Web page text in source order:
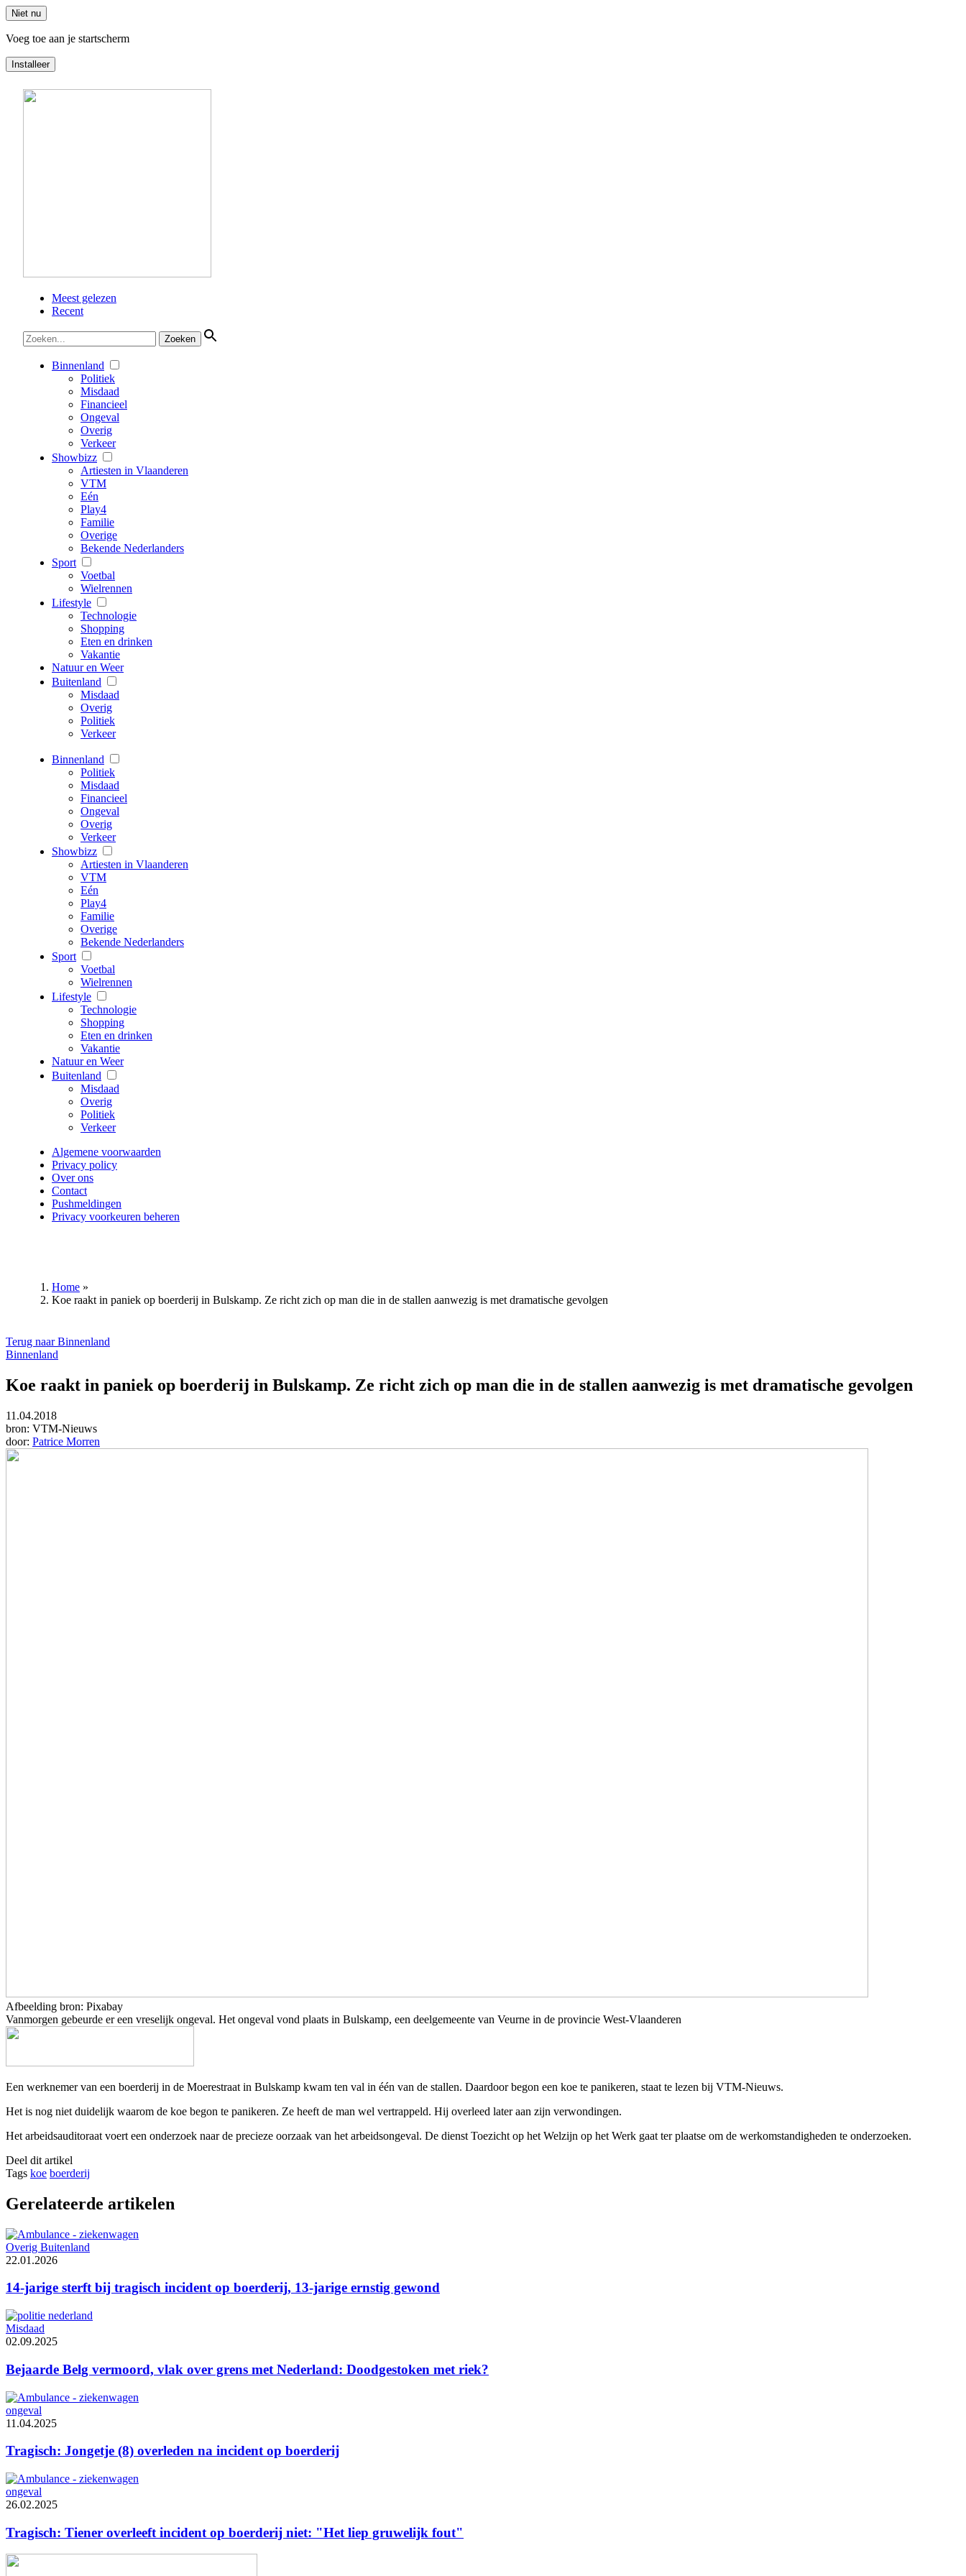
Niet nu
Voeg toe aan je startscherm
Installeer
naar
Meest gelezen
Recent
Binnenland
Politiek
Misdaad
Financieel
Ongeval
Overig
Verkeer
Showbizz
Artiesten in Vlaanderen
VTM
Eén
Play4
Familie
Overige
Bekende Nederlanders
Sport
Voetbal
Wielrennen
Lifestyle
Technologie
Shopping
Eten en drinken
Vakantie
Natuur en Weer
Buitenland
Misdaad
Overig
Politiek
Verkeer
Binnenland
Politiek
Misdaad
Financieel
Ongeval
Overig
Verkeer
Showbizz
Artiesten in Vlaanderen
VTM
Eén
Play4
Familie
Overige
Bekende Nederlanders
Sport
Voetbal
Wielrennen
Lifestyle
Technologie
Shopping
Eten en drinken
Vakantie
Natuur en Weer
Buitenland
Misdaad
Overig
Politiek
Verkeer
Algemene voorwaarden
Privacy policy
Over ons
Contact
Pushmeldingen
Privacy voorkeuren beheren
Kruimelpad
Home »
Koe raakt in paniek op boerderij in Bulskamp. Ze richt zich op man die in de stallen aanwezig is met dramatische gevolgen
Terug naar Binnenland
Binnenland
Koe raakt in paniek op boerderij in Bulskamp. Ze richt zich op man die in de stallen aanwezig is met dramatische gevolgen
11.04.2018
bron: VTM-Nieuws
door: Patrice Morren
Afbeelding bron: Pixabay
Vanmorgen gebeurde er een vreselijk ongeval. Het ongeval vond plaats in Bulskamp, een deelgemeente van Veurne in de provincie West-Vlaanderen
Een werknemer van een boerderij in de Moerestraat in Bulskamp kwam ten val in één van de stallen. Daardoor begon een koe te panikeren, staat te lezen bij VTM-Nieuws.
Het is nog niet duidelijk waarom de koe begon te panikeren. Ze heeft de man wel vertrappeld. Hij overleed later aan zijn verwondingen.
Het arbeidsauditoraat voert een onderzoek naar de precieze oorzaak van het arbeidsongeval. De dienst Toezicht op het Welzijn op het Werk gaat ter plaatse om de werkomstandigheden te onderzoeken.
Deel dit artikel
Tags koe boerderij
Gerelateerde artikelen
Overig Buitenland
22.01.2026
14-jarige sterft bij tragisch incident op boerderij, 13-jarige ernstig gewond
Misdaad
02.09.2025
Bejaarde Belg vermoord, vlak over grens met Nederland: Doodgestoken met riek?
ongeval
11.04.2025
Tragisch: Jongetje (8) overleden na incident op boerderij
ongeval
26.02.2025
Tragisch: Tiener overleeft incident op boerderij niet: "Het liep gruwelijk fout"